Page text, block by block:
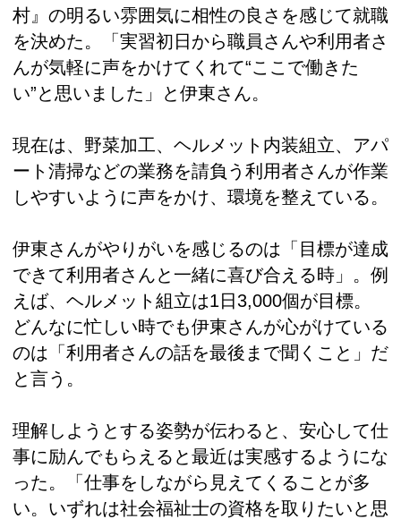
村』の明るい雰囲気に相性の良さを感じて就職
を決めた。「実習初日から職員さんや利用者さ
んが気軽に声をかけてくれて“ここで働きた
い”と思いました」と伊東さん。
現在は、野菜加工、ヘルメット内装組立、アパ
ート清掃などの業務を請負う利用者さんが作業
しやすいように声をかけ、環境を整えている。
伊東さんがやりがいを感じるのは「目標が達成
できて利用者さんと一緒に喜び合える時」。例
えば、ヘルメット組立は1日3,000個が目標。
どんなに忙しい時でも伊東さんが心がけている
のは「利用者さんの話を最後まで聞くこと」だ
と言う。
理解しようとする姿勢が伝わると、安心して仕
事に励んでもらえると最近は実感するようにな
った。「仕事をしながら見えてくることが多
い。いずれは社会福祉士の資格を取りたいと思